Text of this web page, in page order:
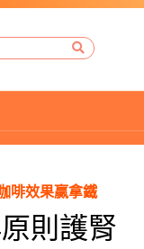
啡效果贏拿鐵
則護腎